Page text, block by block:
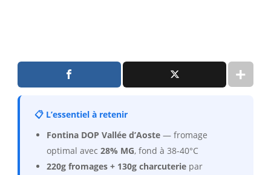
📋 L’essentiel à retenir
Fontina DOP Vallée d’Aoste— fromage
optimal avec 28% MG, fond à 38-40°C
220g fromages + 130g charcuteriepar